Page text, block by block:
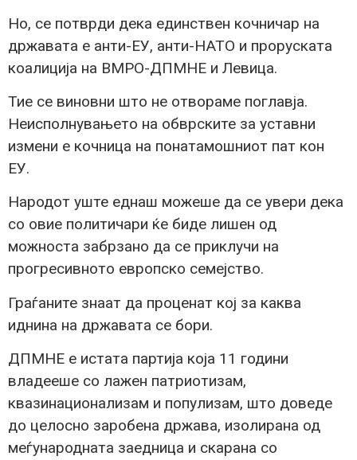
Но, се потврди дека единствен кочничар на
државата е анти-ЕУ, анти-НАТО и проруската
коалиција на ВМРО-ДПМНЕ и Левица.
Тие се виновни што не отвораме поглавја.
Неисполнувањето на обврските за уставни
измени е кочница на понатамошниот пат кон
ЕУ.
Народот уште еднаш можеше да се увери дека
со овие политичари ќе биде лишен од
можноста забрзано да се приклучи на
прогресивното европско семејство.
Граѓаните знаат да проценат кој за каква
иднина на државата се бори.
ДПМНЕ е истата партија која 11 години
владееше со лажен патриотизам,
квазинационализам и популизам, што доведе
до целосно заробена држава, изолирана од
меѓународната заедница и скарана со